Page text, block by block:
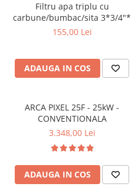
Filtru apa triplu cu
carbune/bumbac/sita 3*3/4"*
155,00 Lei
ADAUGA IN COS
ARCA PIXEL 25F - 25kW -
CONVENTIONALA
3.348,00 Lei
ADAUGA IN COS